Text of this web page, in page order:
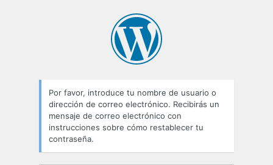
Por favor, introduce tu nombre de usuario o
dirección de correo electrónico. Recibirás un
mensaje de correo electrónico con
instrucciones sobre cómo restablecer tu
contraseña.